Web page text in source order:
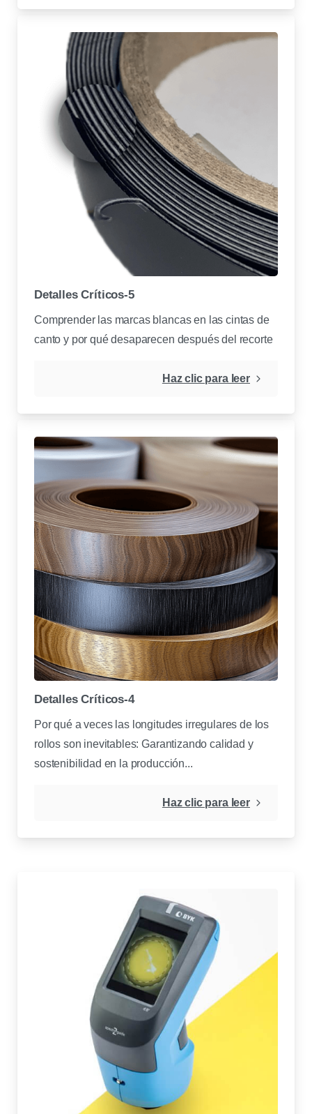
Detalles Críticos-5
Comprender las marcas blancas en las cintas de
canto y por qué desaparecen después del recorte
Haz clic para leer
Detalles Críticos-4
Por qué a veces las longitudes irregulares de los
rollos son inevitables: Garantizando calidad y
sostenibilidad en la producción...
Haz clic para leer